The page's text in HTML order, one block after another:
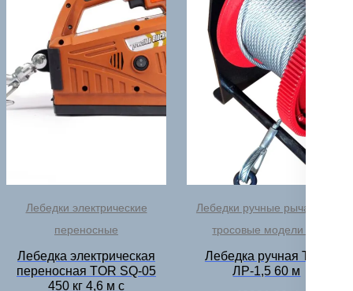
Лебедки электрические
переносные
Лебедка электрическая
переносная TOR SQ-05
450 кг 4,6 м с
Лебедки ручные рычажные
тросовые модели ЛР
Лебедка ручная TOR
ЛР-1,5 60 м